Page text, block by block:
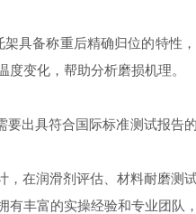
备称重后精确归位的特性
变化，帮助分析磨损机理。
具符合国际标准测试报告
润滑剂评估、材料耐磨测
丰富的实操经验和专业团队